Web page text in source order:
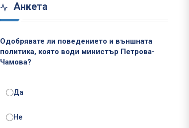
Анкета
Одобрявате ли поведението и външната
политика, която води министър Петрова-
Чамова?
Да
Не